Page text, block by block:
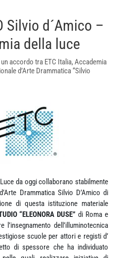
Silvio d´Amico –
della luce
accordo tra ETC Italia, Accademia
d’Arte Drammatica “Silvio
da oggi collaborano stabilmente
Drammatica Silvio D’Amico di
di questa istituzione materiale
“ELEONORA DUSE” di Roma e
dell’illuminotecnica
scuole per attori e registi d’
di spessore che ha individuato